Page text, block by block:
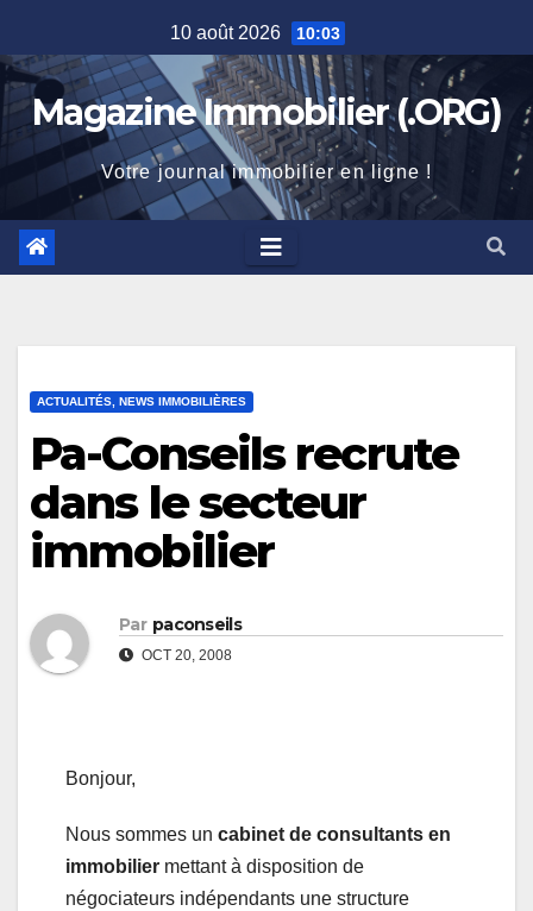
to
content
10 août 2026 10:03
Magazine Immobilier (.ORG)
Votre journal immobilier en ligne !
ACTUALITÉS, NEWS IMMOBILIÈRES
Pa-Conseils recrute
dans le secteur
immobilier
Par paconseils
OCT 20, 2008
Bonjour,
Nous sommes un cabinet de consultants en
immobilier mettant à disposition de
négociateurs indépendants une structure